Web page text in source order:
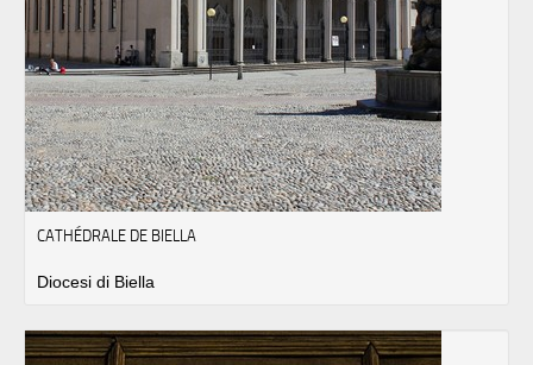
CATHÉDRALE DE BIELLA
Diocesi di Biella